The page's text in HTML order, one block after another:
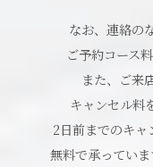
なお、連絡の
ご予約コース
また、ご来
キャンセル料
2日前までのキャ
無料で承っていま